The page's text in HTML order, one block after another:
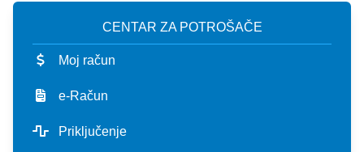
POČETNA
O NAMA
lična karta
KORISNICI
CENTAR ZA POTROŠAČE
Moj račun
e-Račun
Priključenje